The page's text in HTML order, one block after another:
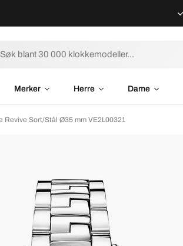
Merker Herre Dame
Revive Sort/Stål Ø35 mm VE2L00321